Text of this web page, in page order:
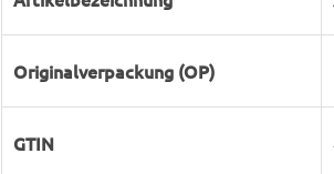
Originalverpackung (OP)
GTIN